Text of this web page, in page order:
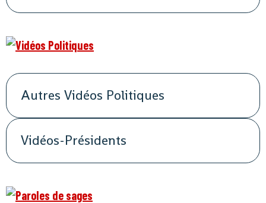
Autres Vidéos Politiques
Vidéos-Présidents